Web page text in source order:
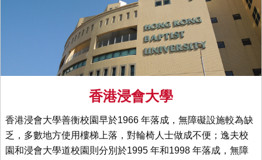
香港浸會大學
香港浸會大學善衡校園早於1966 年落成，無障礙設施較為缺
乏，多數地方使用樓梯上落，對輪椅人士做成不便；逸夫校
園和浸會大學道校園則分別於1995 年和1998 年落成，無障